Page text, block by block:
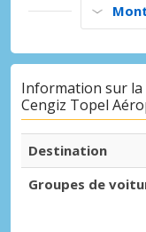
Information sur la
Cengiz Topel
Destination
Groupes de